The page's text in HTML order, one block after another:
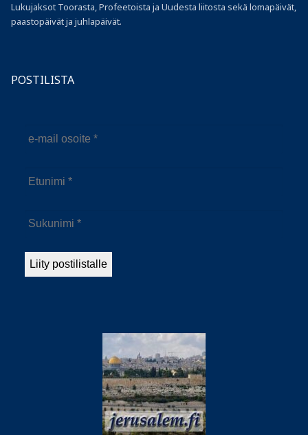
Lukujaksot Toorasta, Profeetoista ja Uudesta liitosta sekä lomapäivät,
paastopäivät ja juhlapäivät.
POSTILISTA